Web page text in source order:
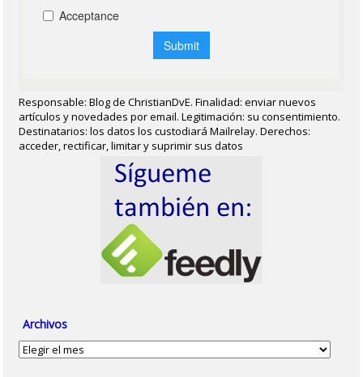
Responsable: Blog de ChristianDvE. Finalidad: enviar nuevos
artículos y novedades por email. Legitimación: su consentimiento.
Destinatarios: los datos los custodiará Mailrelay. Derechos:
acceder, rectificar, limitar y suprimir sus datos
Archivos
Archivos